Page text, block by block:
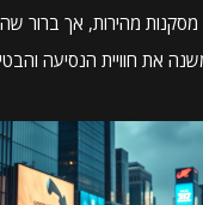
מהירות, אך ברור
את חוויית הנסיעה